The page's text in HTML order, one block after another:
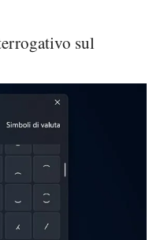
sul